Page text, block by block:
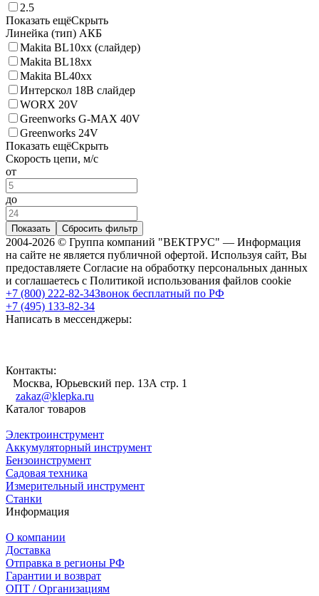
2.5
Показать ещёСкрыть
Линейка (тип) АКБ
Makita BL10xx (слайдер)
Makita BL18xx
Makita BL40xx
Интерскол 18В слайдер
WORX 20V
Greenworks G-MAX 40V
Greenworks 24V
Показать ещёСкрыть
Скорость цепи, м/с
от
до
Показать Сбросить фильтр
2004-2026 © Группа компаний "ВЕКТРУС" — Информация
на сайте не является публичной офертой. Используя сайт, Вы
предоставляете Согласие на обработку персональных данных
и соглашаетесь с Политикой использования файлов cookie
+7 (800) 222-82-34Звонок бесплатный по РФ
+7 (495) 133-82-34
Написать в мессенджеры:
Контакты:
Москва, Юрьевский пер. 13А стр. 1
zakaz@klepka.ru
Каталог товаров
Электроинструмент
Аккумуляторный инструмент
Бензоинструмент
Садовая техника
Измерительный инструмент
Станки
Информация
О компании
Доставка
Отправка в регионы РФ
Гарантии и возврат
ОПТ / Организациям